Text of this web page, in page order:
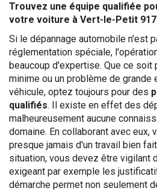
Trouvez une équipe qualifiée
votre voiture à Vert-le-Petit
Si le dépannage automobile n'est
réglementation spéciale,
beaucoup d'expertise. Que ce soit
minime ou un problème de grande
véhicule, optez toujours pour des
qualifiés. Il existe en effet des
malheureusement aucune
domaine. En collaborant avec eux,
presque jamais d'un travail bien
situation, vous devez être vigilant
exigeant par exemple les
démarche permet non seulement